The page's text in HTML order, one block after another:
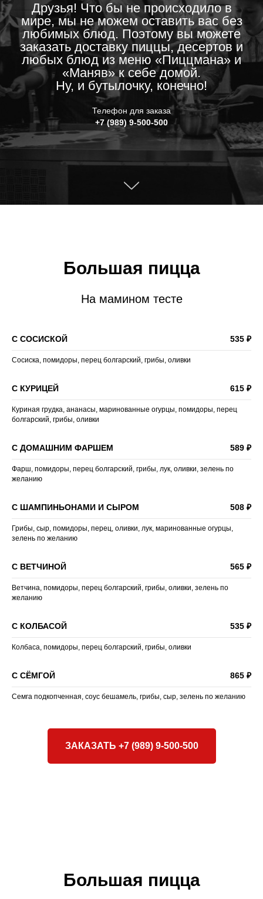
Друзья! Что бы не происходило в
мире, мы не можем оставить вас без
любимых блюд. Поэтому вы можете
заказать доставку пиццы, десертов и
любых блюд из меню «Пиццмана» и
«‎Маняв» к себе домой.
Ну, и бутылочку, конечно!
Телефон для заказа
+7 (989) 9-500-500
Большая пицца
На мамином тесте
С СОСИСКОЙ 535 ₽
Сосиска, помидоры, перец болгарский, грибы, оливки
С КУРИЦЕЙ 615 ₽
Куриная грудка, ананасы, маринованные огурцы, помидоры, перец
болгарский, грибы, оливки
С ДОМАШНИМ ФАРШЕМ 589 ₽
Фарш, помидоры, перец болгарский, грибы, лук, оливки, зелень по
желанию
С ШАМПИНЬОНАМИ И СЫРОМ 508 ₽
Грибы, сыр, помидоры, перец, оливки, лук, маринованные огурцы,
зелень по желанию
С ВЕТЧИНОЙ 565 ₽
Ветчина, помидоры, перец болгарский, грибы, оливки, зелень по
желанию
С КОЛБАСОЙ 535 ₽
Колбаса, помидоры, перец болгарский, грибы, оливки
С СЁМГОЙ 865 ₽
Семга подкопченная, соус бешамель, грибы, сыр, зелень по желанию
ЗАКАЗАТЬ +7 (989) 9-500-500
Большая пицца